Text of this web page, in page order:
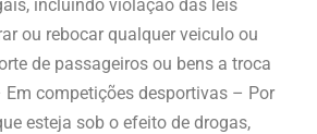
incluindo violação das leis
ou rebocar qualquer veiculo ou
de passageiros ou bens a troca
Em competições desportivas – Por
esteja sob o efeito de drogas,